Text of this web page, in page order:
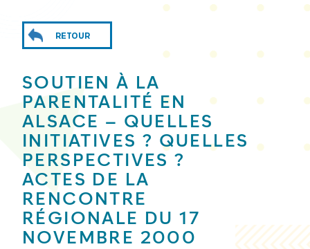
RETOUR
SOUTIEN À LA
PARENTALITÉ EN
ALSACE – QUELLES
INITIATIVES ? QUELLES
PERSPECTIVES ?
ACTES DE LA
RENCONTRE
RÉGIONALE DU 17
NOVEMBRE 2000